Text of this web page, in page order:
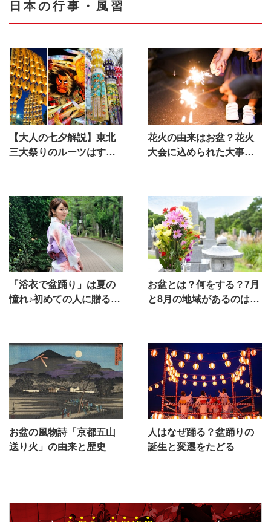
日本の行事・風習
【大人の七夕解説】東北
三大祭りのルーツはすべ
花火の由来はお盆？花火
大会に込められた大事な
「浴衣で盆踊り」は夏の
憧れ♪初めての人に贈る、
お盆とは？何をする？7月
と8月の地域があるのはな
お盆の風物詩「京都五山
送り火」の由来と歴史
人はなぜ踊る？盆踊りの
誕生と変遷をたどる